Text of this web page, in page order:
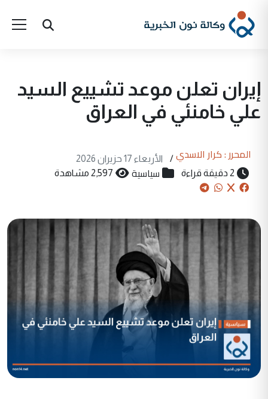
إيران تعلن موعد تشييع السيد
علي خامنئي في العراق
المحرر : كرار الاسدي /
الأربعاء 17 حزيران 2026
2 دقيقة قراءة
سياسية 2,597 مشاهدة